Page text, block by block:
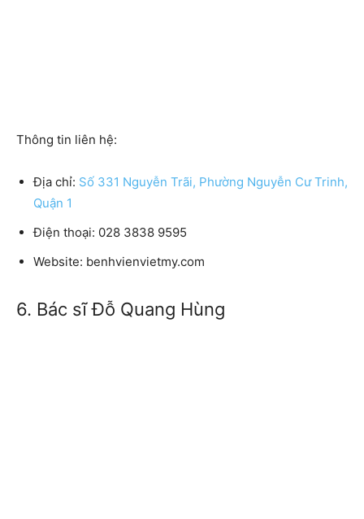
Thông tin liên hệ:
Địa chỉ: Số 331 Nguyễn Trãi, Phường Nguyễn Cư Trinh,
Quận 1
Điện thoại: 028 3838 9595
Website: benhvienvietmy.com
6. Bác sĩ Đỗ Quang Hùng